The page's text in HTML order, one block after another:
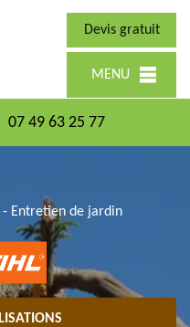
Devis gratuit
MENU
07 49 63 25 77
- Entretien de jardin